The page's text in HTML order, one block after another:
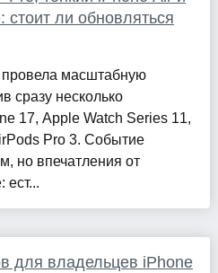
стоит ли обновляться
провела масштабную
сразу несколько
17, Apple Watch Series 11,
Pro 3. Событие
но впечатления от
ест...
для владельцев iPhone